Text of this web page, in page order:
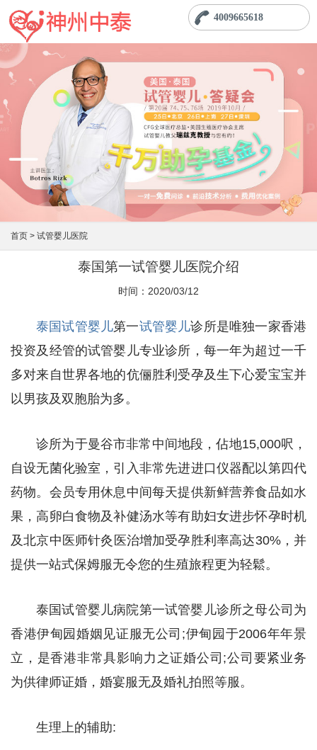
4009665618
首页 > 试管婴儿医院
泰国第一试管婴儿医院介绍
时间：2020/03/12
泰国试管婴儿第一试管婴儿诊所是唯独一家香港
投资及经管的试管婴儿专业诊所，每一年为超过一千
多对来自世界各地的伉俪胜利受孕及生下心爱宝宝并
以男孩及双胞胎为多。
诊所为于曼谷市非常中间地段，佔地15,000呎，
自设无菌化验室，引入非常先进进口仪器配以第四代
药物。会员专用休息中间每天提供新鲜营养食品如水
果，高卵白食物及补健汤水等有助妇女进步怀孕时机
及北京中医师针灸医治增加受孕胜利率高达30%，并
提供一站式保姆服无令您的生殖旅程更为轻鬆。
泰国试管婴儿病院第一试管婴儿诊所之母公司为
香港伊甸园婚姻见证服无公司;伊甸园于2006年年景
立，是香港非常具影响力之证婚公司;公司要紧业务
为供律师证婚，婚宴服无及婚礼拍照等服。
生理上的辅助: